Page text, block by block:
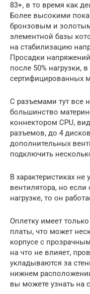
83+, в то время как
Более высокими
бронзовым и
элементной базы
на стабилизацию
Просадки
после 50% нагрузки,
сертифицированных
С разъемами тут все
большинство
коннектором CPU,
разъемов, до 4
дополнительных
подключить
В характеристиках
вентилятора, но
нагрузке, то он
Оплетку имеет
платы, что может
корпусе с
на что не влияет,
укладываются за
нижнем
вы можете узнать на